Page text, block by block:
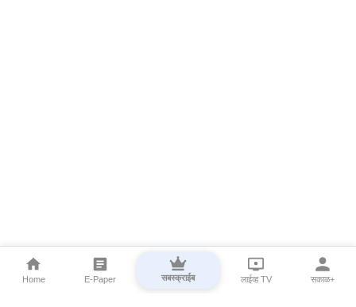
Home E-Paper सबस्क्राईब लाईव्ह TV सकाळ+